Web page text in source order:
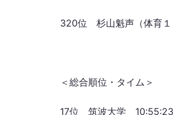
320位 杉山魁声（体育
＜総合順位・タイム＞
17位 筑波大学 10:55:23